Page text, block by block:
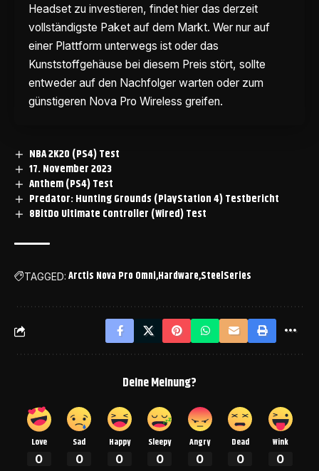
Headset zu investieren, findet hier das derzeit
vollständigste Paket auf dem Markt. Wer nur auf
einer Plattform unterwegs ist oder das
Kunststoffgehäuse bei diesem Preis stört, sollte
entweder auf den Nachfolger warten oder zum
günstigeren Nova Pro Wireless greifen.
NBA 2K20 (PS4) Test
17. November 2023
Anthem (PS4) Test
Predator: Hunting Grounds (PlayStation 4) Testbericht
8BitDo Ultimate Controller (Wired) Test
TAGGED: Arctis Nova Pro Omni Hardware SteelSeries
Deine Meinung?
Love
0
Sad
0
Happy
0
Sleepy
0
Angry
0
Dead
0
Wink
0